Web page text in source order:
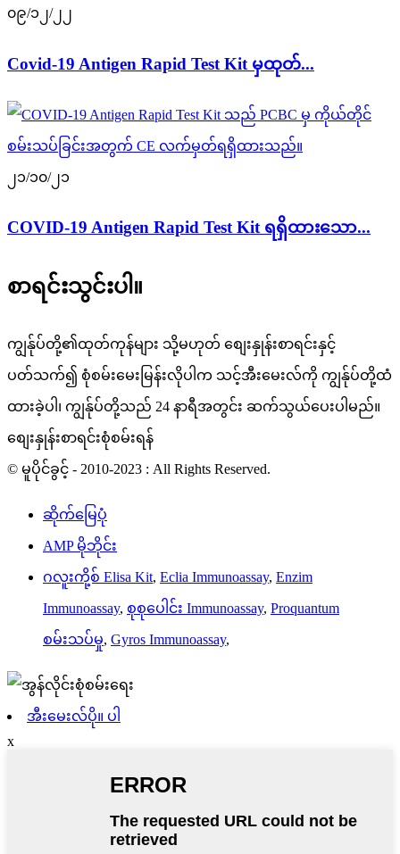
၀၉/၁၂/၂၂
Covid-19 Antigen Rapid Test Kit မှထုတ်...
၂၁/၁၀/၂၁
COVID-19 Antigen Rapid Test Kit ရရှိထားသော...
စာရင်းသွင်းပါ။
ကျွန်ုပ်တို့၏ထုတ်ကုန်များ သို့မဟုတ် စျေးနှုန်းစာရင်းနှင့်
ပတ်သက်၍ စုံစမ်းမေးမြန်းလိုပါက သင့်အီးမေးလ်ကို ကျွန်ုပ်တို့ထံ
ထားခဲ့ပါ၊ ကျွန်ုပ်တို့သည် 24 နာရီအတွင်း ဆက်သွယ်ပေးပါမည်။
စျေးနှုန်းစာရင်းစုံစမ်းရန်
© မူပိုင်ခွင့် - 2010-2023 : All Rights Reserved.
ဆိုက်မြေပုံ
AMP မိုဘိုင်း
ဂလူးကို့စ် Elisa Kit, Eclia Immunoassay, Enzim
Immunoassay, စုစုပေါင်း Immunoassay, Proquantum
စမ်းသပ်မှု, Gyros Immunoassay,
အီးမေးလ်ပို။ ပါ
x